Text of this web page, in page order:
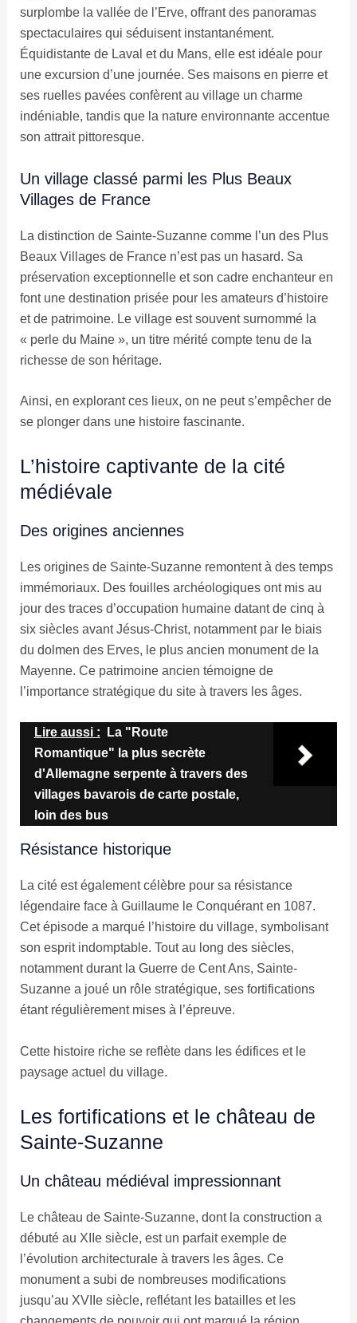
surplombe la vallée de l’Erve, offrant des panoramas
spectaculaires qui séduisent instantanément.
Équidistante de Laval et du Mans, elle est idéale pour
une excursion d’une journée. Ses maisons en pierre et
ses ruelles pavées confèrent au village un charme
indéniable, tandis que la nature environnante accentue
son attrait pittoresque.
Un village classé parmi les Plus Beaux
Villages de France
La distinction de Sainte-Suzanne comme l’un des Plus
Beaux Villages de France n’est pas un hasard. Sa
préservation exceptionnelle et son cadre enchanteur en
font une destination prisée pour les amateurs d’histoire
et de patrimoine. Le village est souvent surnommé la
« perle du Maine », un titre mérité compte tenu de la
richesse de son héritage.
Ainsi, en explorant ces lieux, on ne peut s’empêcher de
se plonger dans une histoire fascinante.
L’histoire captivante de la cité
médiévale
Des origines anciennes
Les origines de Sainte-Suzanne remontent à des temps
immémoriaux. Des fouilles archéologiques ont mis au
jour des traces d’occupation humaine datant de cinq à
six siècles avant Jésus-Christ, notamment par le biais
du dolmen des Erves, le plus ancien monument de la
Mayenne. Ce patrimoine ancien témoigne de
l’importance stratégique du site à travers les âges.
Lire aussi :
La "Route
Romantique" la plus secrète
d'Allemagne serpente à travers des
villages bavarois de carte postale,
loin des bus
Résistance historique
La cité est également célèbre pour sa résistance
légendaire face à Guillaume le Conquérant en 1087.
Cet épisode a marqué l’histoire du village, symbolisant
son esprit indomptable. Tout au long des siècles,
notamment durant la Guerre de Cent Ans, Sainte-
Suzanne a joué un rôle stratégique, ses fortifications
étant régulièrement mises à l’épreuve.
Cette histoire riche se reflète dans les édifices et le
paysage actuel du village.
Les fortifications et le château de
Sainte-Suzanne
Un château médiéval impressionnant
Le château de Sainte-Suzanne, dont la construction a
débuté au XIIe siècle, est un parfait exemple de
l’évolution architecturale à travers les âges. Ce
monument a subi de nombreuses modifications
jusqu’au XVIIe siècle, reflétant les batailles et les